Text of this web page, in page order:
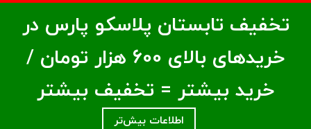
تخفیف تابستان پلاسکو پارس در
خریدهای بالای ۶00 هزار تومان /
خرید بیشتر = تخفیف بیشتر
اطلاعات بیش‌تر